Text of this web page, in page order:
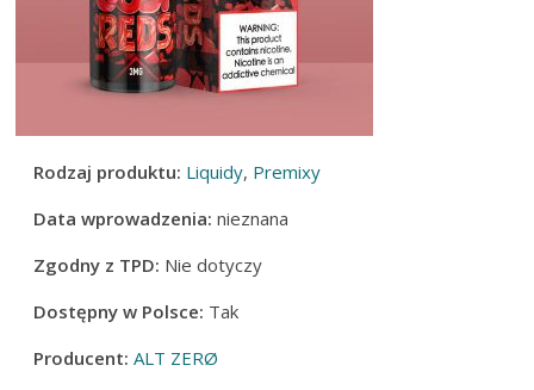
Rodzaj produktu: Liquidy, Premixy
Data wprowadzenia:nieznana
Zgodny z TPD: Nie dotyczy
Dostępny w Polsce: Tak
Producent: ALT ZERØ